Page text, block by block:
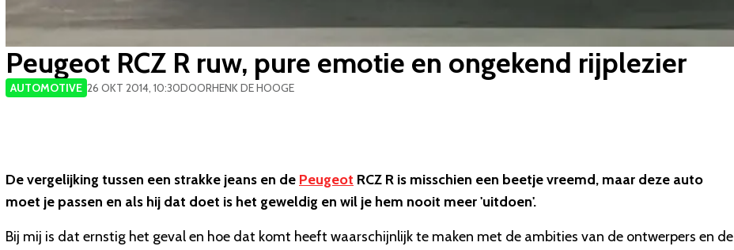
Peugeot RCZ R ruw, pure emotie en ongekend rijplezier
AUTOMOTIVE 26 OKT 2014, 10:30DOORHENK DE HOOGE
De vergelijking tussen een strakke jeans en de Peugeot RCZ R is misschien een beetje vreemd, maar deze auto
moet je passen en als hij dat doet is het geweldig en wil je hem nooit meer 'uitdoen'.
Bij mij is dat ernstig het geval en hoe dat komt heeft waarschijnlijk te maken met de ambities van de ontwerpers en de